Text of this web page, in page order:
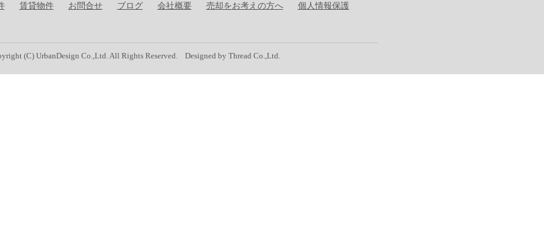
賃貸物件 お問合せ ブログ 会社概要 売却をお考えの方へ 個人情報保護
(C) UrbanDesign Co.,Ltd. All Rights Reserved. Designed by Thread Co.,Ltd.